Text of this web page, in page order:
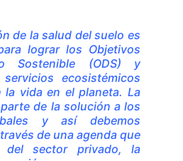
de la salud del suelo es
lograr los Objetivos
Sostenible (ODS) y
ecosistémicos
la vida en el planeta. La
de la solución a los
y así debemos
de una agenda que
sector privado, la